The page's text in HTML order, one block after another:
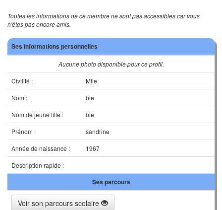
Toutes les informations de ce membre ne sont pas accessibles car vous
n'êtes pas encore amis.
Ses informations personnelles
Aucune photo disponible pour ce profil.
Civilité :
Mlle.
Nom :
bie
Nom de jeune fille :
bie
Prénom :
sandrine
Année de naissance :
1967
Description rapide :
Ses parcours
Voir son parcours scolaire